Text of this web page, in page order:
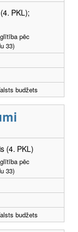
PKL);
pēc
33)
budžets
(4. PKL)
pēc
33)
budžets